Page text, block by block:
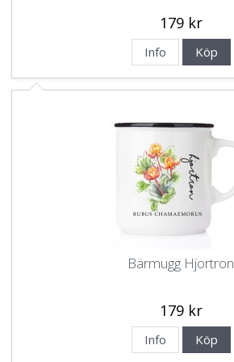
179 kr
Info Köp
Bärmugg Hjortron
179 kr
Info Köp